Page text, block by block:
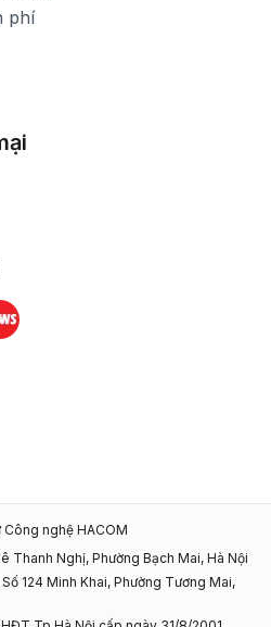
phí
TikTok
nghệ HACOM
Thanh Nghị, Phường Bạch Mai, Hà Nội
124 Minh Khai, Phường Tương Mai,